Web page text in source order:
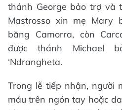
thánh George bảo trợ và
Mastrosso xin mẹ Mary
băng Camorra, còn
được thánh Michael
‘Ndrangheta.
Trong lễ tiếp nhận, người
máu trên ngón tay hoặc